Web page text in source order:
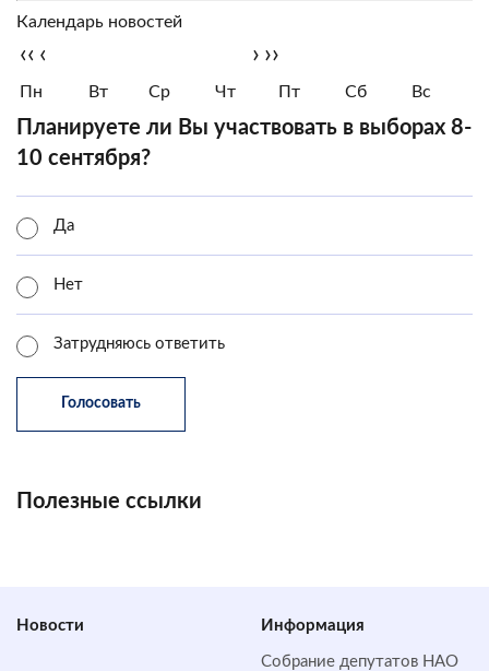
Календарь новостей
‹‹ ‹ › ››
Пн Вт Ср Чт Пт Сб Вс
Планируете ли Вы участвовать в выборах 8-
10 сентября?
Да
Нет
Затрудняюсь ответить
Полезные ссылки
Новости Информация
Собрание депутатов НАО